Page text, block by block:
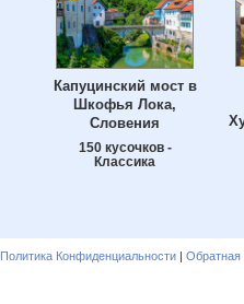
Капуцинский мост в
Шкофья Лока,
Словения
150 кусочков -
Классика
Политика Конфиденциальности | Обратная